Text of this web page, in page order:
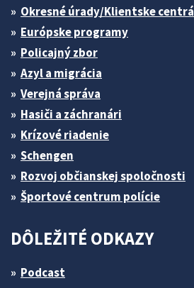
Okresné úrady/Klientske centrá
Európske programy
Policajný zbor
Azyl a migrácia
Verejná správa
Hasiči a záchranári
Krízové riadenie
Schengen
Rozvoj občianskej spoločnosti
Športové centrum polície
DÔLEŽITÉ ODKAZY
Podcast